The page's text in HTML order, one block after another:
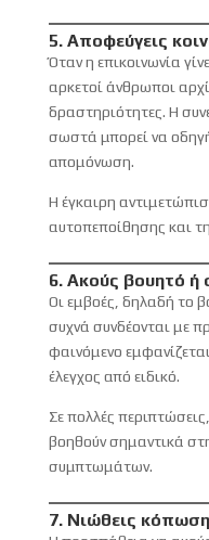
5. Αποφεύγεις
Όταν η επικοινωνία
αρκετοί άνθρωποι
δραστηριότητες. Η
σωστά μπορεί να
απομόνωση.
Η έγκαιρη
αυτοπεποίθησης και
6. Ακούς βουητό ή
Οι εμβοές, δηλαδή το
συχνά συνδέονται με
φαινόμενο
έλεγχος από ειδικό.
Σε πολλές
βοηθούν σημαντικά
συμπτωμάτων.
7. Νιώθεις